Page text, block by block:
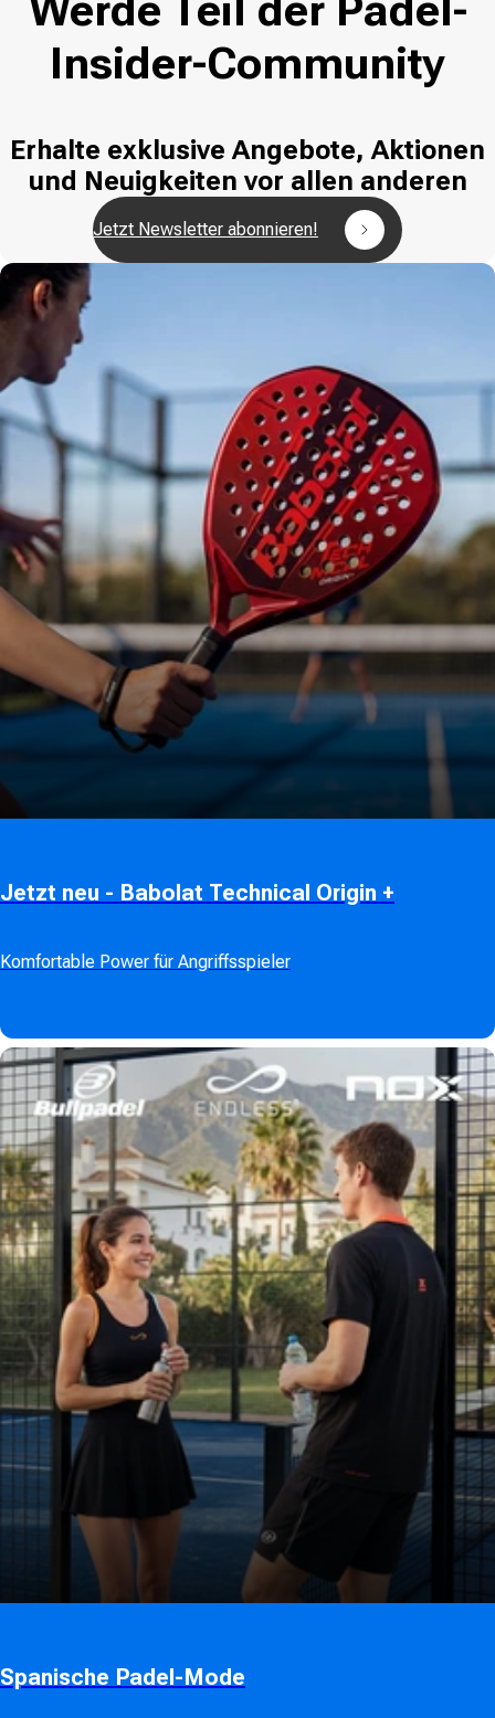
Insider-Community
Erhalte exklusive Angebote, Aktionen
und Neuigkeiten vor allen anderen
Jetzt Newsletter abonnieren!
Jetzt neu - Babolat Technical Origin +
Komfortable Power für Angriffsspieler
Spanische Padel-Mode